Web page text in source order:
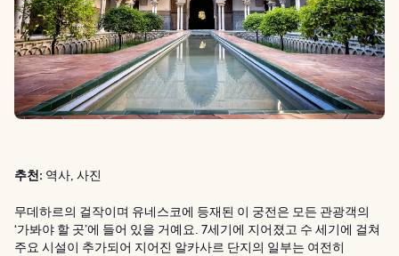
추천: 역사, 사진
무데하르의 걸작이며 유네스코에 등재된 이 궁전은 모든 관광객의
‘가봐야 할 곳’에 들어 있을 거예요. 7세기에 지어졌고 수 세기에 걸쳐
주요 시설이 추가되어 지어진 알카사르 단지의 일부는 여전히